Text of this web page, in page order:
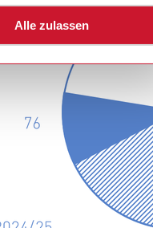
Alle zulassen